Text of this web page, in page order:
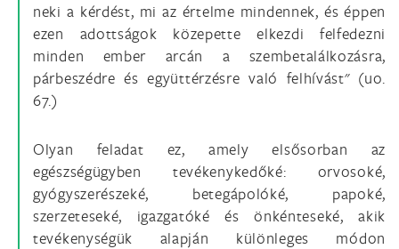
neki a kérdést, mi az értelme mindennek, és éppen
ezen adottságok közepette elkezdi felfedezni
minden ember arcán a szembetalálkozásra,
párbeszédre és együttérzésre való felhívást" (uo.
67.)
Olyan feladat ez, amely elsősorban az
egészségügyben tevékenykedőké: orvosoké,
gyógyszerészeké, betegápolóké, papoké,
szerzeteseké, igazgatóké és önkénteseké, akik
tevékenységük alapján különleges módon